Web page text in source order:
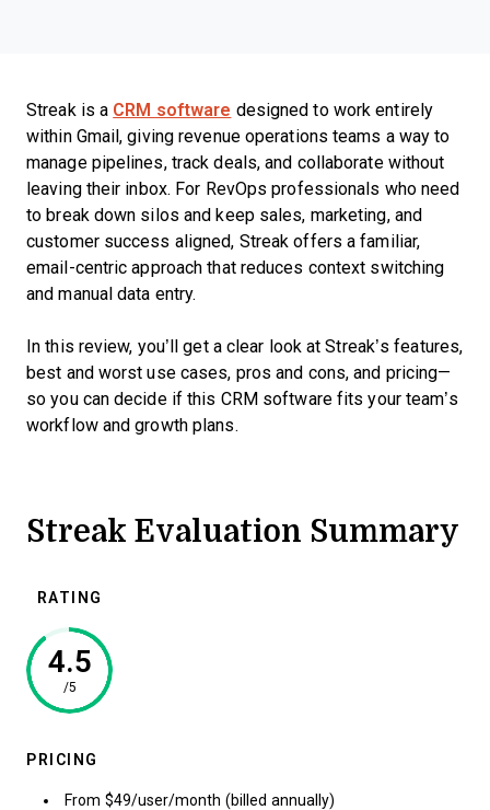
Streak is a CRM software designed to work entirely
within Gmail, giving revenue operations teams a way to
manage pipelines, track deals, and collaborate without
leaving their inbox. For RevOps professionals who need
to break down silos and keep sales, marketing, and
customer success aligned, Streak offers a familiar,
email-centric approach that reduces context switching
and manual data entry.
In this review, you’ll get a clear look at Streak’s features,
best and worst use cases, pros and cons, and pricing—
so you can decide if this CRM software fits your team’s
workflow and growth plans.
Streak Evaluation Summary
RATING
4.5
/5
PRICING
From $49/user/month (billed annually)